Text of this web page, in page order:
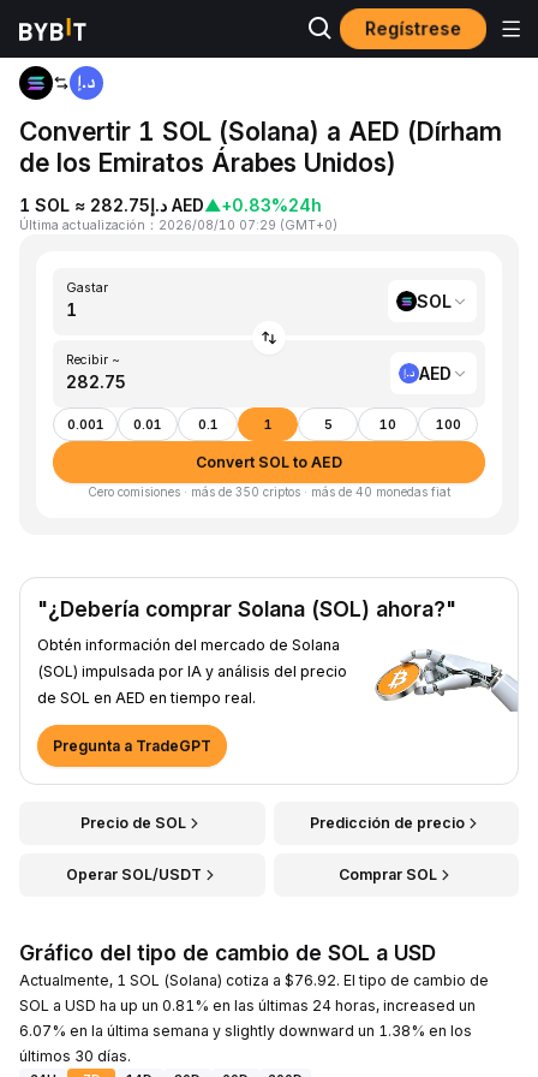
Regístrese
Inicio SOL to AED
Convertir 1 SOL (Solana) a AED (Dírham
de los Emiratos Árabes Unidos)
1 SOL ≈ د.إ282.75 AED▲+0.83%24h
Última actualización ： 2026/08/10 07:29 (GMT+0)
Gastar
SOL
Recibir ~
AED
0.001 0.01 0.1 1 5 10 100
Convert SOL to AED
Cero comisiones · más de 350 criptos · más de 40 monedas fiat
"¿Debería comprar Solana (SOL) ahora?"
Obtén información del mercado de Solana
(SOL) impulsada por IA y análisis del precio
de SOL en AED en tiempo real.
Pregunta a TradeGPT
Precio de SOL Predicción de precio
Operar SOL/USDT Comprar SOL
Gráfico del tipo de cambio de SOL a USD
Actualmente, 1 SOL (Solana) cotiza a $76.92. El tipo de cambio de
SOL a USD ha up un 0.81% en las últimas 24 horas, increased un
6.07% en la última semana y slightly downward un 1.38% en los
últimos 30 días.